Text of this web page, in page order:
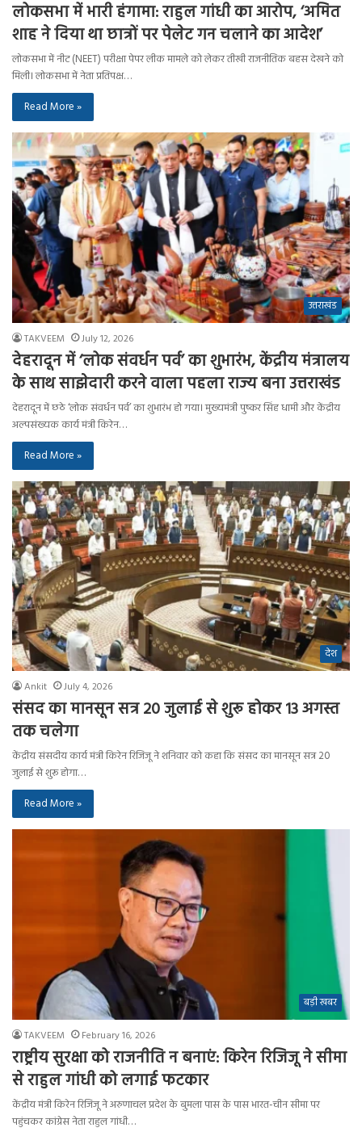
लोकसभा में भारी हंगामा: राहुल गांधी का आरोप, ‘अमित
शाह ने दिया था छात्रों पर पेलेट गन चलाने का आदेश’
लोकसभा में नीट (NEET) परीक्षा पेपर लीक मामले को लेकर तीखी राजनीतिक बहस देखने को
मिली। लोकसभा में नेता प्रतिपक्ष…
Read More »
उत्तराखंड
TAKVEEM July 12, 2026
देहरादून में ‘लोक संवर्धन पर्व’ का शुभारंभ, केंद्रीय मंत्रालय
के साथ साझेदारी करने वाला पहला राज्य बना उत्तराखंड
देहरादून में छठे ‘लोक संवर्धन पर्व’ का शुभारंभ हो गया। मुख्यमंत्री पुष्कर सिंह धामी और केंद्रीय
अल्पसंख्यक कार्य मंत्री किरेन…
Read More »
देश
Ankit July 4, 2026
संसद का मानसून सत्र 20 जुलाई से शुरू होकर 13 अगस्त
तक चलेगा
केंद्रीय संसदीय कार्य मंत्री किरेन रिजिजू ने शनिवार को कहा कि संसद का मानसून सत्र 20
जुलाई से शुरू होगा…
Read More »
बड़ी खबर
TAKVEEM February 16, 2026
राष्ट्रीय सुरक्षा को राजनीति न बनाएं: किरेन रिजिजू ने सीमा
से राहुल गांधी को लगाई फटकार
केंद्रीय मंत्री किरेन रिजिजू ने अरुणाचल प्रदेश के बुमला पास के पास भारत-चीन सीमा पर
पहुंचकर कांग्रेस नेता राहुल गांधी…